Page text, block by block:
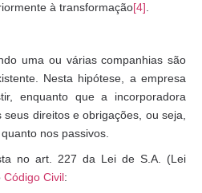
à transformação[4]
uma ou várias companhias são
Nesta hipótese, a empresa
enquanto que a incorporadora
direitos e obrigações, ou seja,
nos passivos.
no art. 227 da Lei de S.A. (Lei
Código Civil: